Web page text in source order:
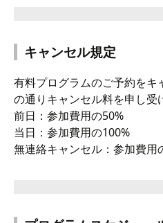
キャンセル規定
有料プログラムのご予約を
の通りキャンセル料を申し受
前日：参加費用の50%
当日：参加費用の100%
無連絡キャンセル：参加費用